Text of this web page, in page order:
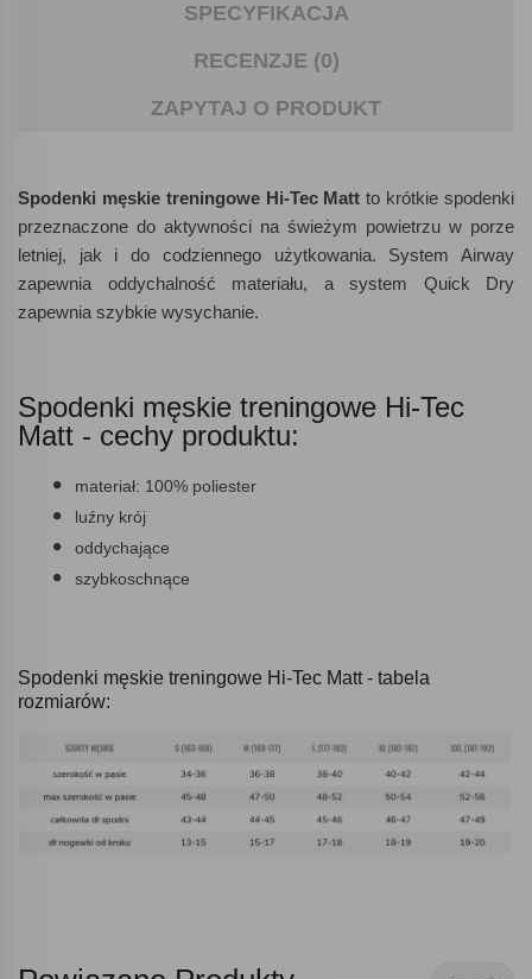
SPECYFIKACJA
RECENZJE (0)
ZAPYTAJ O PRODUKT
Spodenki męskie treningowe Hi-Tec Matt to krótkie spodenki
przeznaczone do aktywności na świeżym powietrzu w porze
letniej, jak i do codziennego użytkowania. System Airway
zapewnia oddychalność materiału, a system Quick Dry
zapewnia szybkie wysychanie.
Spodenki męskie treningowe Hi-Tec
Matt - cechy produktu:
materiał: 100% poliester
luźny krój
oddychające
szybkoschnące
Spodenki męskie treningowe Hi-Tec Matt - tabela
rozmiarów: